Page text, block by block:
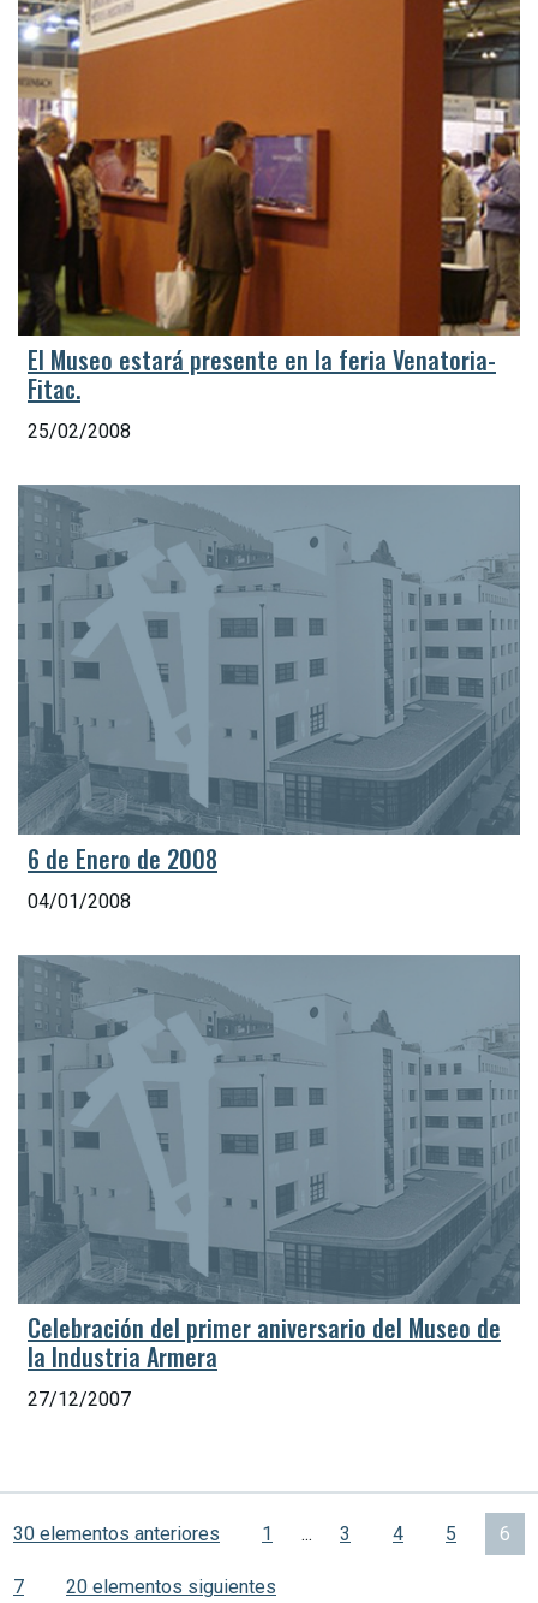
El Museo estará presente en la feria Venatoria-
Fitac.
25/02/2008
6 de Enero de 2008
04/01/2008
Celebración del primer aniversario del Museo de
la Industria Armera
27/12/2007
30 elementos anteriores 1 ... 3 4 5 6
7 20 elementos siguientes